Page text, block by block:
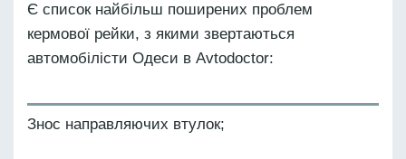
Є список найбільш поширених проблем
кермової рейки, з якими звертаються
автомобілісти Одеси в Avtodoctor:
Знос направляючих втулок;